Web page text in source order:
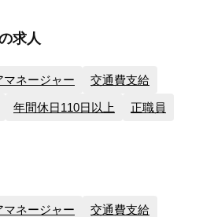
求人
マネージャー 交通費支給
年間休日110日以上 正職員
マネージャー 交通費支給